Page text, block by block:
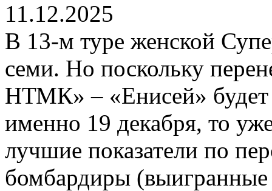
11.12.2025
В 13-м туре женской
семи. Но поскольку
НТМК» – «Енисей» будет
именно 19 декабря, то
лучшие показатели по
бомбардиры (выигранные